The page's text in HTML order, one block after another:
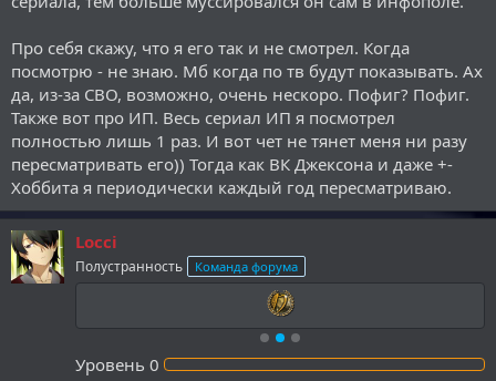
Про себя скажу, что я его так и не смотрел. Когда
посмотрю - не знаю. Мб когда по тв будут показывать. Ах
да, из-за СВО, возможно, очень нескоро. Пофиг? Пофиг.
Также вот про ИП. Весь сериал ИП я посмотрел
полностью лишь 1 раз. И вот чет не тянет меня ни разу
пересматривать его)) Тогда как ВК Джексона и даже +-
Хоббита я периодически каждый год пересматриваю.
Locci
Полустранность Команда форума
Уровень 0